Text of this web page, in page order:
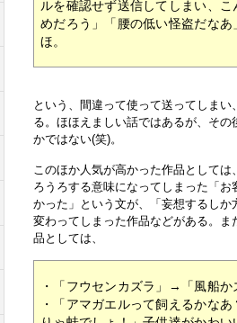
ルを確認せず送信してしまい、
めだろう」「腰の低い怪盗だな
ほ。
という、間違って使って送ってしま
る。ほほえましい話ではあるが、そ
かではない(笑)。
このほか人気が高かった作品として
ろうろする意味になってしまった「
かった」という文が、「妄想するし
変わってしまった作品などがある。
品としては、
・「フウセンカズラ」→「風船
・「アマガエルって飼えるかな